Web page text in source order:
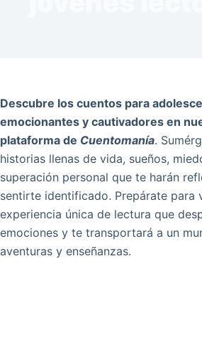
Descubre los cuentos para
emocionantes y cautivadores en
plataforma de Cuentomanía.
historias llenas de vida, sueños,
superación personal que te harán
sentirte identificado. Prepárate para
experiencia única de lectura que
emociones y te transportará a un
aventuras y enseñanzas.